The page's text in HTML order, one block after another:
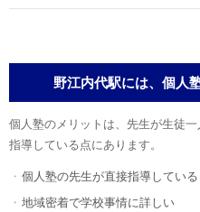
野江内代駅には、個人
個人塾のメリットは、先生が生徒
指導している点にあります。
個人塾の先生が直接指導している
地域密着で学校事情に詳しい